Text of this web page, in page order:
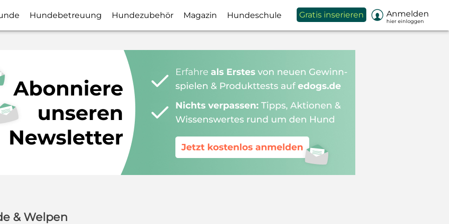
Hundebetreuung Hundezubehör Magazin Hundeschule Gratis inserieren  Anmelden
hier einloggen
& Welpen